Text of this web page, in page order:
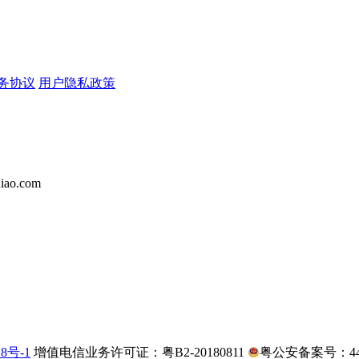
协议 用户隐私政策
号-1 增值电信业务许可证：粤B2-20180811 粤公安备案号：